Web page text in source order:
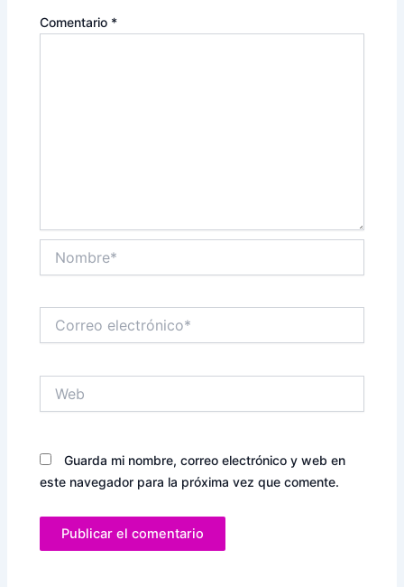
Comentario *
electrónico*
Guarda mi nombre, correo electrónico y web en
este navegador para la próxima vez que comente.